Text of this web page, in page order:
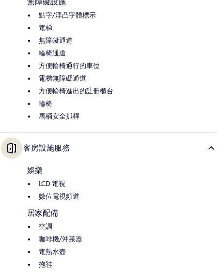
點字/浮凸字體標示
電梯
無障礙通道
輪椅通道
方便輪椅通行的車位
電梯無障礙通道
方便輪椅進出的註冊櫃台
輪椅
馬桶安全抓桿
客房設施服務
娛樂
LCD 電視
數位電視頻道
居家配備
空調
咖啡機/沖茶器
電熱水壺
拖鞋